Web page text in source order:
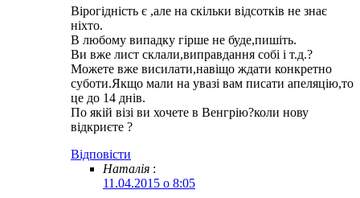
Вірогідність є ,але на скільки відсотків не знає
ніхто.
В любому випадку гірше не буде,пишіть.
Ви вже лист склали,виправдання собі і т.д.?
Можете вже висилати,навіщо ждати конкретно
суботи.Якщо мали на увазі вам писати апеляцію,то
це до 14 днів.
По якій візі ви хочете в Венгрію?коли нову
відкриєте ?
Відповіcти
Наталія :
11.04.2015 о 8:05